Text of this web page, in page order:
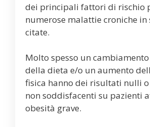
dei principali fattori di rischio
numerose malattie croniche in
citate.
Molto spesso un
della dieta e/o un aumento
fisica hanno dei risultati nulli
non soddisfacenti su pazienti
obesità grave.